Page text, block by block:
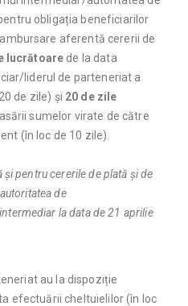
obligația beneficiarilor
aferentă cererii de
lucrătoare de la data
liderul de parteneriat a
de zile) și 20 de zile
sumelor virate de către
(în loc de 10 zile).
și pentru cererile de plată și de
de
la data de 21 aprilie
au la dispoziție
efectuării cheltuielilor(în loc